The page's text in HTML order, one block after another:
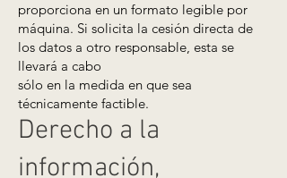
proporciona en un formato legible por
máquina. Si solicita la cesión directa de
los datos a otro responsable, esta se
llevará a cabo
sólo en la medida en que sea
técnicamente factible.
Derecho a la
información,